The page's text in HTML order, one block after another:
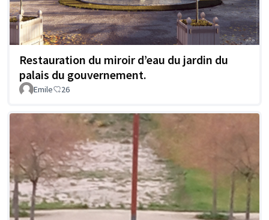
Restauration du miroir d’eau du jardin du
palais du gouvernement.
Emile 26